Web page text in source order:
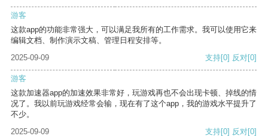
游客
这款app的功能非常强大，可以满足我所有的工作需求。我可以使用它来
编辑文档、制作演示文稿、管理日程安排等。
2025-09-09
支持[0] 反对[0]
游客
这款加速器app的加速效果非常好，玩游戏再也不会出现卡顿、掉线的情
况了。我以前玩游戏经常会输，现在有了这个app，我的游戏水平提升了
不少。
2025-09-09
支持[0] 反对[0]